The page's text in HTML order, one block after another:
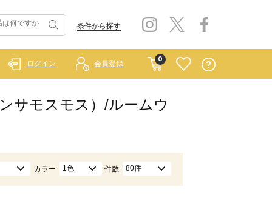
条件から探す
0
ログイン 会員登録
サモスモス）/ルームウ
カラー 1色 件数 80件